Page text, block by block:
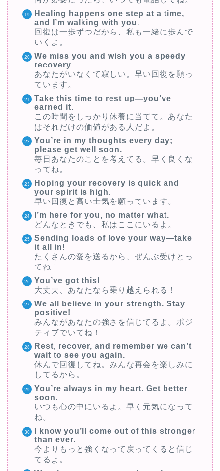
Healing happens one step at a time,
and I’m walking with you.
回復は一歩ずつだから、私も一緒に歩んで
いくよ。
We miss you and wish you a speedy
recovery.
あなたがいなくて寂しい。早い回復を願っ
ています。
Take this time to rest up—you’ve
earned it.
この時間をしっかり休養に当てて。あなた
はそれだけの価値がある人だよ。
You’re in my thoughts every day;
please get well soon.
毎日あなたのことを考えてる。早く良くな
ってね。
Hoping your recovery is quick and
your spirit is high.
早い回復と高い士気を願っています。
I’m here for you, no matter what.
どんなときでも、私はここにいるよ。
Sending loads of love your way—take
it all in!
たくさんの愛を送るから、ぜんぶ受けとっ
てね！
You’ve got this!
大丈夫、あなたなら乗り越えられる！
We all believe in your strength. Stay
positive!
みんながあなたの強さを信じてるよ。ポジ
ティブでいてね！
Rest, recover, and remember we can’t
wait to see you again.
休んで回復してね。みんな再会を楽しみに
してるから。
You’re always in my heart. Get better
soon.
いつも心の中にいるよ。早く元気になって
ね。
I know you’ll come out of this stronger
than ever.
今よりもっと強くなって戻ってくると信じ
てるよ。